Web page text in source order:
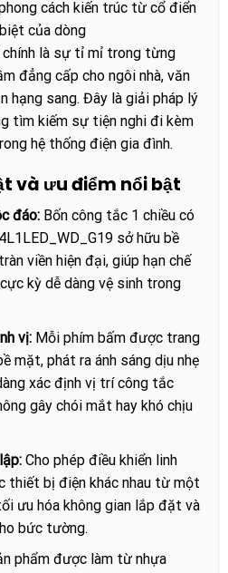
cách kiến trúc từ cổ điển
của dòng
chính là sự tỉ mỉ trong từng
đẳng cấp cho ngôi nhà, văn
hạng sang. Đây là giải pháp lý
tìm kiếm sự tiện nghi đi kèm
hệ thống điện gia đình.
và ưu điểm nổi bật
đáo:Bốn công tắc 1 chiều có
sở hữu bề
viền hiện đại, giúp hạn chế
kỳ dễ dàng vệ sinh trong
vị:Mỗi phím bấm được trang
mặt, phát ra ánh sáng dịu nhẹ
xác định vị trí công tắc
gây chói mắt hay khó chịu
Cho phép điều khiển linh
thiết bị điện khác nhau từ một
ưu hóa không gian lắp đặt và
bức tường.
phẩm được làm từ nhựa